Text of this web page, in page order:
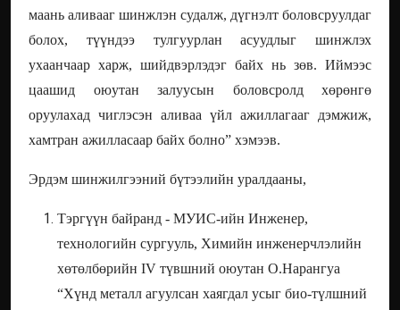
маань аливааг шинжлэн судалж, дүгнэлт боловсруулдаг
болох, түүндээ тулгуурлан асуудлыг шинжлэх
ухаанчаар харж, шийдвэрлэдэг байх нь зөв. Иймээс
цаашид оюутан залуусын боловсролд хөрөнгө
оруулахад чиглэсэн аливаа үйл ажиллагааг дэмжиж,
хамтран ажилласаар байх болно” хэмээв.
Эрдэм шинжилгээний бүтээлийн уралдааны,
Тэргүүн байранд - МУИС-ийн Инженер,
технологийн сургууль, Химийн инженерчлэлийн
хөтөлбөрийн IV түвшний оюутан О.Нарангуа
“Хүнд металл агуулсан хаягдал усыг био-түлшний